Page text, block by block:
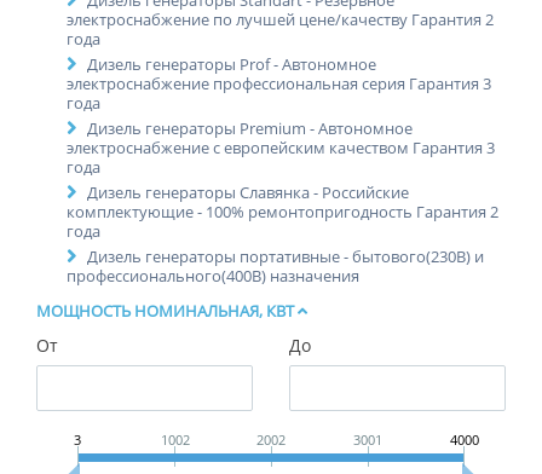
электроснабжение по лучшей цене/качеству Гарантия 2
года
Дизель генераторы Prof - Автономное
электроснабжение профессиональная серия Гарантия 3
года
Дизель генераторы Premium - Автономное
электроснабжение с европейским качеством Гарантия 3
года
Дизель генераторы Славянка - Российские
комплектующие - 100% ремонтопригодность Гарантия 2
года
Дизель генераторы портативные - бытового(230В) и
профессионального(400В) назначения
МОЩНОСТЬ НОМИНАЛЬНАЯ, КВТ
От До
3 1002 2002 3001 4000